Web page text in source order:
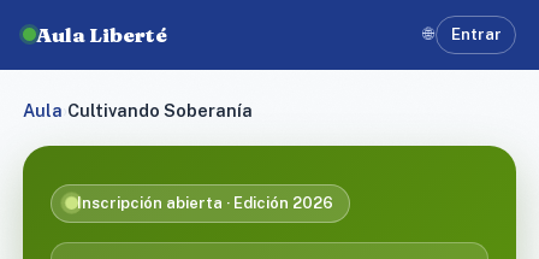
Aula Liberté 🌐 Entrar
Aula Cultivando Soberanía
Inscripción abierta · Edición 2026